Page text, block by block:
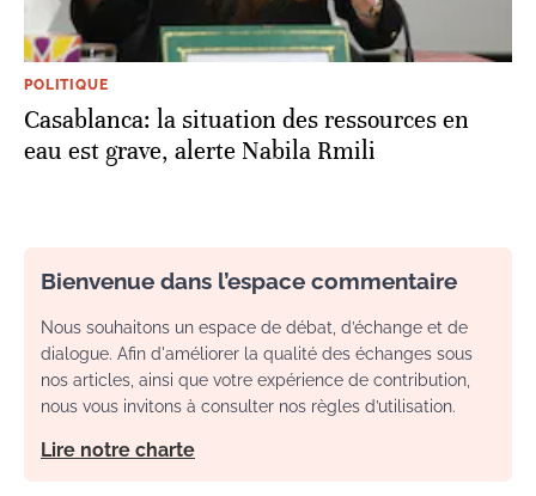
POLITIQUE
Casablanca: la situation des ressources en
eau est grave, alerte Nabila Rmili
Bienvenue dans l’espace commentaire
Nous souhaitons un espace de débat, d’échange et de
dialogue. Afin d'améliorer la qualité des échanges sous
nos articles, ainsi que votre expérience de contribution,
nous vous invitons à consulter nos règles d’utilisation.
Lire notre charte